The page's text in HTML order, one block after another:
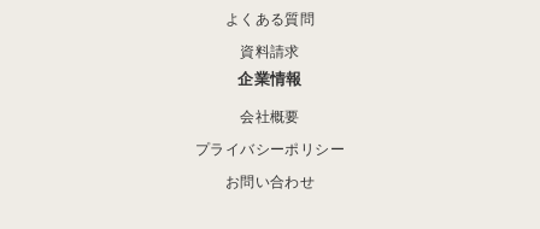
よくある質問
資料請求
企業情報
会社概要
プライバシーポリシー
お問い合わせ